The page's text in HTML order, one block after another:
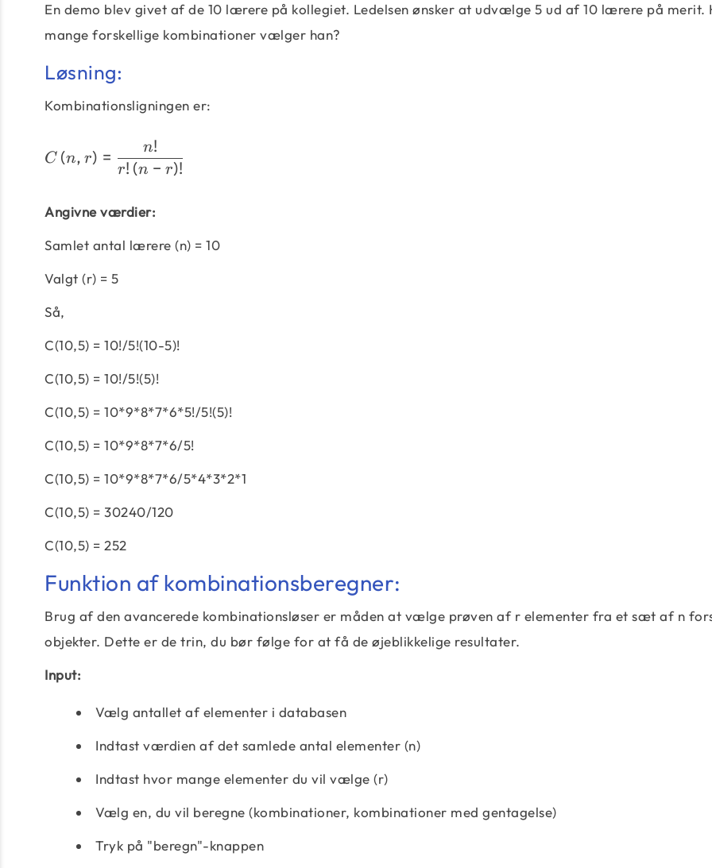
En demo blev givet af de 10 lærere på kollegiet. Ledelsen ønsker at udvælge 5 ud af 10 lærere på merit.
mange forskellige kombinationer vælger han?
Løsning:
Kombinationsligningen er:
C (n, r) =
r! (n − r)!
n!
Angivne værdier:
Samlet antal lærere (n) = 10
Valgt (r) = 5
Så,
C(10,5) = 10!/5!(10-5)!
C(10,5) = 10!/5!(5)!
C(10,5) = 10*9*8*7*6*5!/5!(5)!
C(10,5) = 10*9*8*7*6/5!
C(10,5) = 10*9*8*7*6/5*4*3*2*1
C(10,5) = 30240/120
C(10,5) = 252
Funktion af kombinationsberegner:
Brug af den avancerede kombinationsløser er måden at vælge prøven af r elementer fra et sæt af n
objekter. Dette er de trin, du bør følge for at få de øjeblikkelige resultater.
Input:
Vælg antallet af elementer i databasen
Indtast værdien af det samlede antal elementer (n)
Indtast hvor mange elementer du vil vælge (r)
Vælg en, du vil beregne (kombinationer, kombinationer med gentagelse)
Tryk på "beregn"-knappen